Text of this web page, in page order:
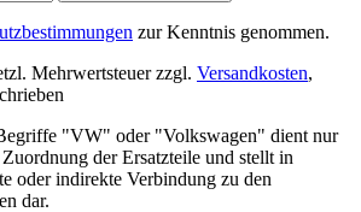
zur Kenntnis genommen.
Mehrwertsteuer zzgl. Versandkosten,
"VW" oder "Volkswagen" dient nur
der Ersatzteile und stellt in
oder indirekte Verbindung zu den
dar.